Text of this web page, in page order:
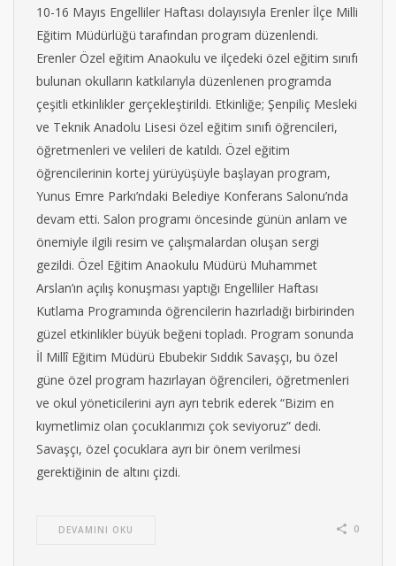
10-16 Mayıs Engelliler Haftası dolayısıyla Erenler İlçe Milli
Eğitim Müdürlüğü tarafından program düzenlendi.
Erenler Özel eğitim Anaokulu ve ilçedeki özel eğitim sınıfı
bulunan okulların katkılarıyla düzenlenen programda
çeşitli etkinlikler gerçekleştirildi. Etkinliğe; Şenpiliç Mesleki
ve Teknik Anadolu Lisesi özel eğitim sınıfı öğrencileri,
öğretmenleri ve velileri de katıldı. Özel eğitim
öğrencilerinin kortej yürüyüşüyle başlayan program,
Yunus Emre Parkı’ndaki Belediye Konferans Salonu’nda
devam etti. Salon programı öncesinde günün anlam ve
önemiyle ilgili resim ve çalışmalardan oluşan sergi
gezildi. Özel Eğitim Anaokulu Müdürü Muhammet
Arslan’ın açılış konuşması yaptığı Engelliler Haftası
Kutlama Programında öğrencilerin hazırladığı birbirinden
güzel etkinlikler büyük beğeni topladı. Program sonunda
İl Millî Eğitim Müdürü Ebubekir Sıddık Savaşçı, bu özel
güne özel program hazırlayan öğrencileri, öğretmenleri
ve okul yöneticilerini ayrı ayrı tebrik ederek “Bizim en
kıymetlimiz olan çocuklarımızı çok seviyoruz” dedi.
Savaşçı, özel çocuklara ayrı bir önem verilmesi
gerektiğinin de altını çizdi.
DEVAMINI OKU 0